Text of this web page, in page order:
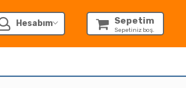
Hesabım Sepetim
Sepetiniz boş.